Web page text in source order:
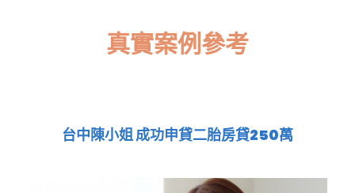
真實案例參考
台中陳小姐 成功申貸二胎房貸250萬